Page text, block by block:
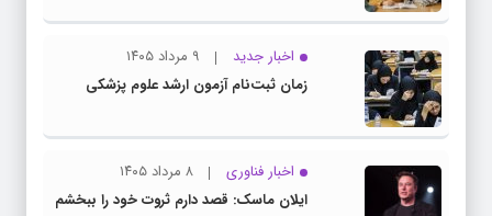
اخبار جدید
۹ مرداد ۱۴۰۵
زمان ثبت‌نام آزمون ارشد علوم پزشکی
اخبار فناوری
۸ مرداد ۱۴۰۵
ایلان ماسک: قصد دارم ثروت خود را ببخشم